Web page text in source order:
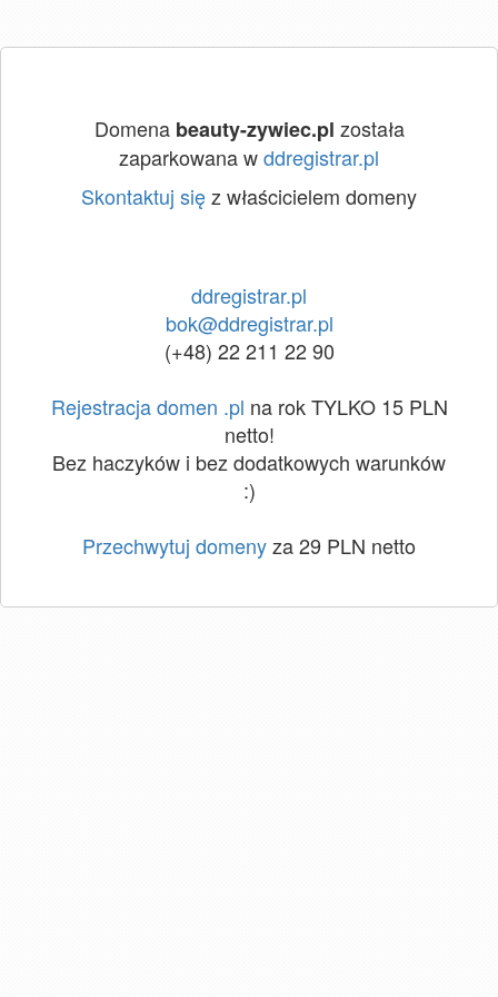
Domena beauty-zywiec.pl została
zaparkowana wddregistrar.pl
Skontaktuj sięz właścicielem domeny
ddregistrar.pl
bok@ddregistrar.pl
(+48) 22 211 22 90
Rejestracja domen .pl na rok TYLKO 15 PLN
netto!
Bez haczyków i bez dodatkowych warunków
:)
Przechwytuj domenyza 29 PLN netto